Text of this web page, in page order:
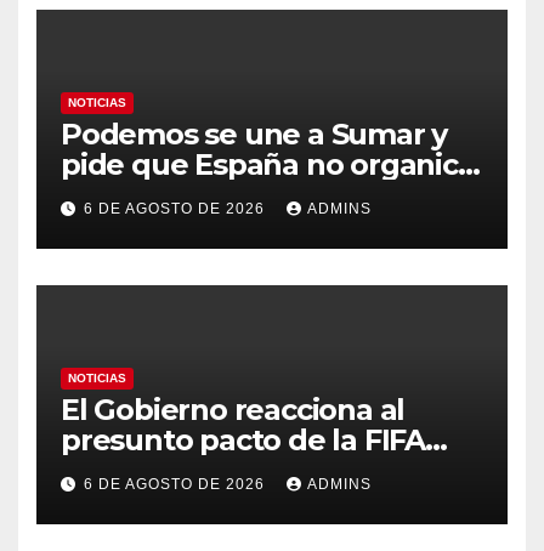
NOTICIAS
Podemos se une a Sumar y
pide que España no organice
el Mundial 2030 con
Marruecos por «atentar
contra la soberanía nacional»
6 DE AGOSTO DE 2026 ADMINS
NOTICIAS
El Gobierno reacciona al
presunto pacto de la FIFA
con Marruecos para acoger la
final del Mundial 2030:
«Tiene que ser en España»
6 DE AGOSTO DE 2026 ADMINS